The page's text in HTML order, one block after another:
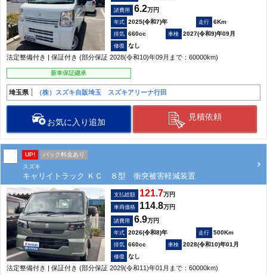
諸費用 6.2万円
2025(令和7)年
6Km
660cc
2027(令和9)年09月
なし
法定整備付き | 保証付き (部分保証 2028(令和10)年09月まで：60000km)
新車保証継承
埼玉県 （株）スズキ自販埼玉 スズキアリーナ行田
お気に入り追加
見積依頼
UP!
パック料金あり
スズキ
キャリイトラック ＫＣ ８型 衝突被害軽減装置
支払総額 121.7万円
車両価格 114.8万円
諸費用 6.9万円
2026(令和8)年
500Km
660cc
2028(令和10)年01月
なし
法定整備付き | 保証付き (部分保証 2029(令和11)年01月まで：60000km)